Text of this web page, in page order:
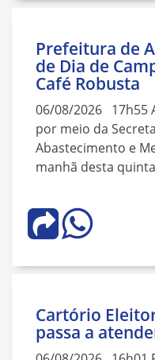
Prefeitura de
de Dia de
Café Robusta
06/08/2026 17h55
por meio da
Abastecimento e
manhã desta
Cartório
passa a